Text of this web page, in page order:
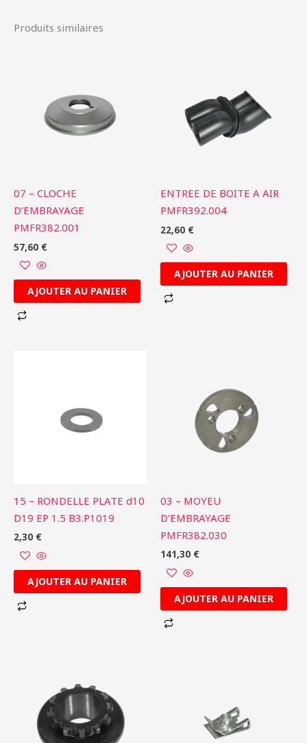
Produits similaires
07 – CLOCHE
D’EMBRAYAGE
PMFR382.001
57,60 €
AJOUTER AU PANIER
ENTREE DE BOITE A AIR
PMFR392.004
22,60 €
AJOUTER AU PANIER
15 – RONDELLE PLATE d10
D19 EP 1.5 B3.P1019
2,30 €
AJOUTER AU PANIER
03 – MOYEU
D’EMBRAYAGE
PMFR382.030
141,30 €
AJOUTER AU PANIER
plusieurs
variations.